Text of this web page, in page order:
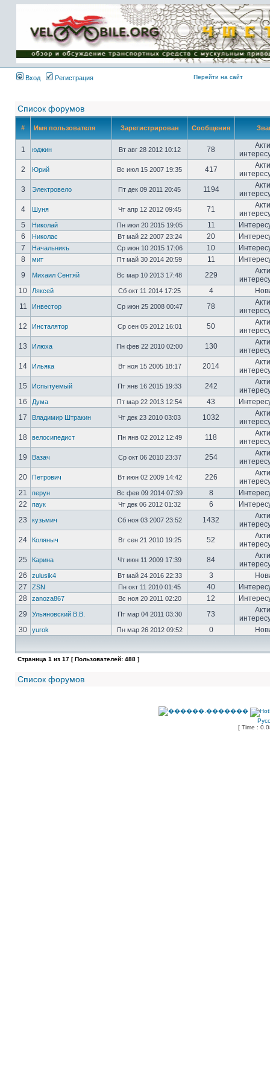
Имя пользователя:
Пароль:
{ LOG_ME_IN_SHORT
}
Вход
Регистрация Перейти на сайт
Список форумов
# Имя пользователя Зарегистрирован Сообщения
1 юджин Вт авг 28 2012 10:12 78
2
Юрий Вс июл 15 2007 19:35 417
3
Электровело Пт дек 09 2011 20:45 1194
4
Шуня Чт апр 12 2012 09:45 71
5
Николай Пн июл 20 2015 19:05 11
6
Николас Вт май 22 2007 23:24 20
7
Начальникъ Ср июн 10 2015 17:06 10
8
мит Пт май 30 2014 20:59 11
9
Михаил Сентяй Вс мар 10 2013 17:48 229
10
Ляксей Сб окт 11 2014 17:25 4
11
Инвестор Ср июн 25 2008 00:47 78
12
Инсталятор Ср сен 05 2012 16:01 50
13
Илюха Пн фев 22 2010 02:00 130
14
Ильяка Вт ноя 15 2005 18:17 2014
15
Испытуемый Пт янв 16 2015 19:33 242
16
Дума Пт мар 22 2013 12:54 43
17
Владимир Штракин Чт дек 23 2010 03:03 1032
18
велосипедист Пн янв 02 2012 12:49 118
19
Вазач Ср окт 06 2010 23:37 254
20
Петрович Вт июн 02 2009 14:42 226
21
перун Вс фев 09 2014 07:39 8
22
паук Чт дек 06 2012 01:32 6
23
кузьмич Сб ноя 03 2007 23:52 1432
24
Коляныч Вт сен 21 2010 19:25 52
25
Карина Чт июн 11 2009 17:39 84
26
zulusik4 Вт май 24 2016 22:33 3
27
ZSN Пн окт 11 2010 01:45 40
28
zanoza867 Вс ноя 20 2011 02:20 12
29
Ульяновский В.В. Пт мар 04 2011 03:30 73
30
yurok Пн мар 26 2012 09:52 0
Страница 1 из 17 [ Пользователей: 488 ]
Список форумов
[ Time :